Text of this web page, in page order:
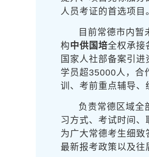
人员考证的首选项目
目前常德市内
构中供国培全权承接
国家人社部备案引
学员超35000人，合
训、考前重点辅导、
负责常德区域全
习方式、考试时间、
为广大常德考生细致
最新报考政策以及往